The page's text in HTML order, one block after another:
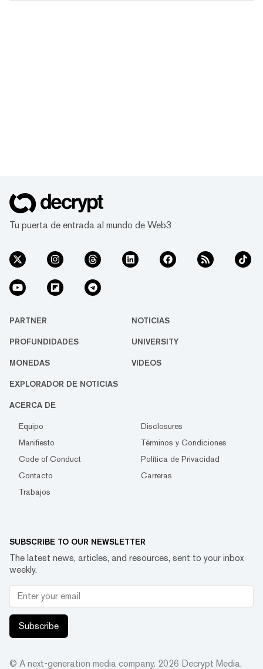
Tu puerta de entrada al mundo de Web3
PARTNER NOTICIAS
PROFUNDIDADES UNIVERSITY
MONEDAS VIDEOS
EXPLORADOR DE NOTICIAS
ACERCA DE
Equipo
Disclosures
Manifiesto
Términos y Condiciones
Code of Conduct
Política de Privacidad
Contacto
Carreras
Trabajos
SUBSCRIBE TO OUR NEWSLETTER
The latest news, articles, and resources, sent to your inbox
weekly.
Subscribe
© A next-generation media company. 2026 Decrypt Media,